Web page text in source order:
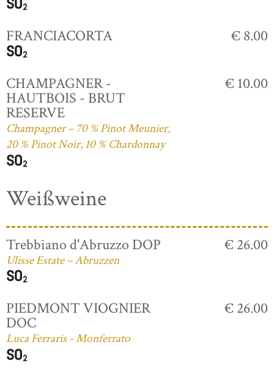
FRANCIACORTA € 8.00
CHAMPAGNER -
HAUTBOIS - BRUT
RESERVE
Champagner – 70 % Pinot Meunier,
20 % Pinot Noir, 10 % Chardonnay
€ 10.00
Weißweine
Trebbiano d'Abruzzo DOP
Ulisse Estate – Abruzzen
€ 26.00
PIEDMONT VIOGNIER
DOC
Luca Ferraris - Monferrato
€ 26.00